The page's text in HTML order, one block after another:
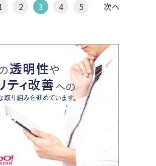
2 3 4 5 次へ